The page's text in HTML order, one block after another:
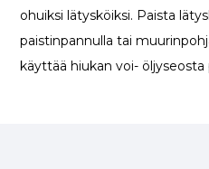
ohuiksi lätysköiksi. Paista
paistinpannulla tai
käyttää hiukan voi- öljyseosta